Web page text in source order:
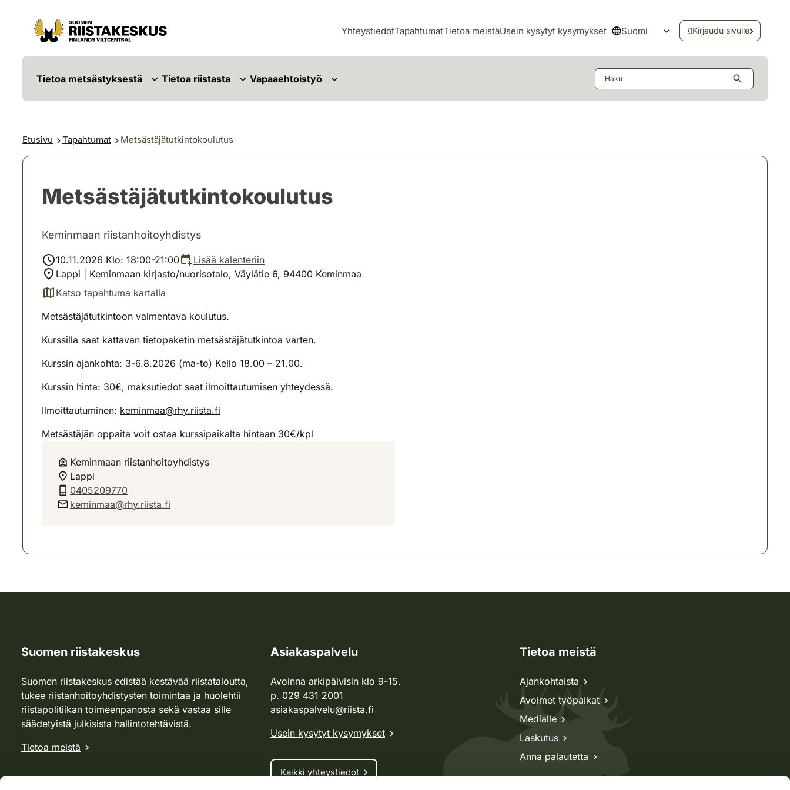
Siirry sisältöön
Siirry sivustokarttaan
YhteystiedotTapahtumatTietoa meistäUsein kysytyt kysymykset Suomi
Avaa kielivalikko
Kirjaudu sivulle
Tietoa metsästyksestä Tietoa riistasta Vapaaehtoistyö
Etusivu Tapahtumat Metsästäjätutkintokoulutus
Metsästäjätutkintokoulutus
Keminmaan riistanhoitoyhdistys
10.11.2026 Klo: 18:00-21:00
Lisää kalenteriin
Lappi | Keminmaan kirjasto/nuorisotalo, Väylätie 6, 94400 Keminmaa
Katso tapahtuma kartalla
(avautuu uuteen välilehteen)
Metsästäjätutkintoon valmentava koulutus.
Kurssilla saat kattavan tietopaketin metsästäjätutkintoa varten.
Kurssin ajankohta: 3-6.8.2026 (ma-to) Kello 18.00 – 21.00.
Kurssin hinta: 30€, maksutiedot saat ilmoittautumisen yhteydessä.
Ilmoittautuminen: keminmaa@rhy.riista.fi
Metsästäjän oppaita voit ostaa kurssipaikalta hintaan 30€/kpl
Keminmaan riistanhoitoyhdistys
Lappi
0405209770
keminmaa@rhy.riista.fi
Suomen riistakeskus
Suomen riistakeskus edistää kestävää riistataloutta,
tukee riistanhoitoyhdistysten toimintaa ja huolehtii
riistapolitiikan toimeenpanosta sekä vastaa sille
säädetyistä julkisista hallintotehtävistä.
Tietoa meistä
Asiakaspalvelu
Avoinna arkipäivisin klo 9-15.
p. 029 431 2001
asiakaspalvelu@riista.fi
Usein kysytyt kysymykset
Kaikki yhteystiedot
Tietoa meistä
Ajankohtaista
Avoimet työpaikat
Medialle
Laskutus
Anna palautetta